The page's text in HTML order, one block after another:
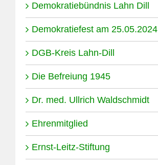
Demokratiebündnis Lahn Dill
Demokratiefest am 25.05.2024
DGB-Kreis Lahn-Dill
Die Befreiung 1945
Dr. med. Ullrich Waldschmidt
Ehrenmitglied
Ernst-Leitz-Stiftung